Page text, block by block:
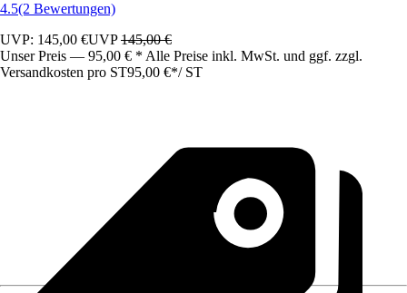
4.5(2 Bewertungen)
UVP: 145,00 €UVP145,00 €
Unser Preis — 95,00 € * Alle Preise inkl. MwSt. und ggf. zzgl.
Versandkosten pro ST95,00 €*/ ST